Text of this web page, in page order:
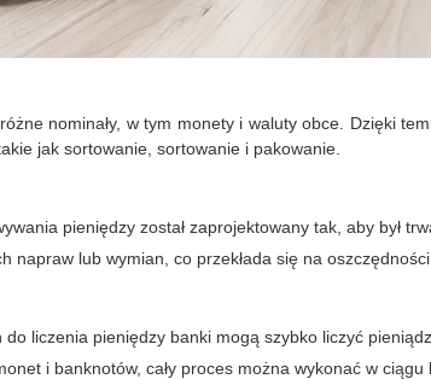
nominały, w tym monety i waluty obce. Dzięki
jak sortowanie, sortowanie i pakowanie.
pieniędzy został zaprojektowany tak, aby był
napraw lub wymian, co przekłada się na
liczenia pieniędzy banki mogą szybko liczyć
i banknotów, cały proces można wykonać w